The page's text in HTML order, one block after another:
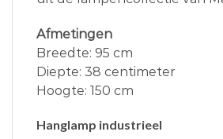
Afmetingen
Breedte: 95 cm
Diepte: 38 centimeter
Hoogte: 150 cm
Hanglamp industrieel